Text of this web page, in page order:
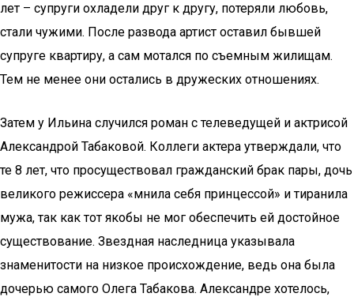
лет – супруги охладели друг к другу, потеряли любовь,
стали чужими. После развода артист оставил бывшей
супруге квартиру, а сам мотался по съемным жилищам.
Тем не менее они остались в дружеских отношениях.
Затем у Ильина случился роман с телеведущей и актрисой
Александрой Табаковой. Коллеги актера утверждали, что
те 8 лет, что просуществовал гражданский брак пары, дочь
великого режиссера «мнила себя принцессой» и тиранила
мужа, так как тот якобы не мог обеспечить ей достойное
существование. Звездная наследница указывала
знаменитости на низкое происхождение, ведь она была
дочерью самого Олега Табакова. Александре хотелось,